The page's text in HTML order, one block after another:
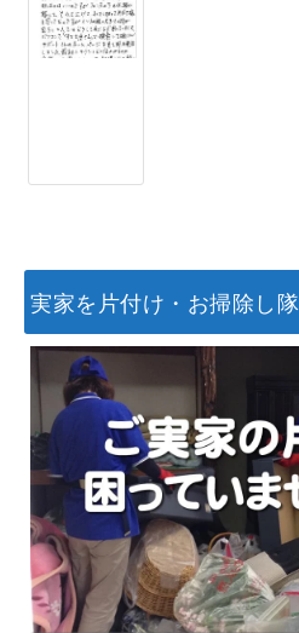
実家を片付け・お掃除し隊